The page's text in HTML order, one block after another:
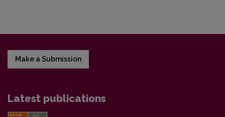
Make a Submission
Latest publications